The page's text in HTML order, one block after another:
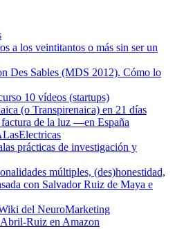
a los veintitantos o más sin ser un
Des Sables (MDS 2012). Cómo lo
10 vídeos (startups)
(o Transpirenaica) en 21 días
de la luz —en España
prácticas de investigación y
múltiples, (des)honestidad,
con Salvador Ruiz de Maya e
del NeuroMarketing
Ruiz en Amazon